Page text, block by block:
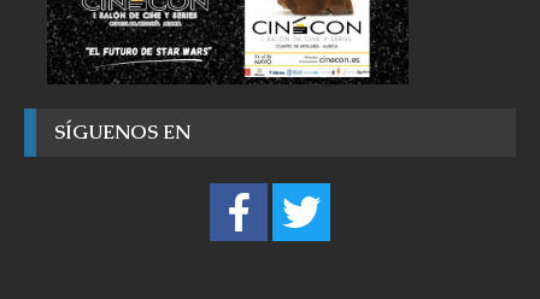
SÍGUENOS EN